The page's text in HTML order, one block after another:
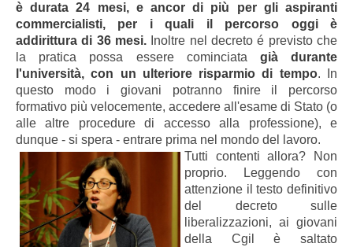
è durata 24 mesi, e ancor di più per gli aspiranti
commercialisti, per i quali il percorso oggi è
addirittura di 36 mesi. Inoltre nel decreto é previsto che
la pratica possa essere cominciata già durante
l'università, con un ulteriore risparmio di tempo. In
questo modo i giovani potranno finire il percorso
formativo più velocemente, accedere all'esame di Stato (o
alle altre procedure di accesso alla professione), e
dunque - si spera - entrare prima nel mondo del lavoro.
Tutti contenti allora? Non
proprio. Leggendo con
attenzione il testo definitivo
del decreto sulle
liberalizzazioni, ai giovani
della Cgil è saltato